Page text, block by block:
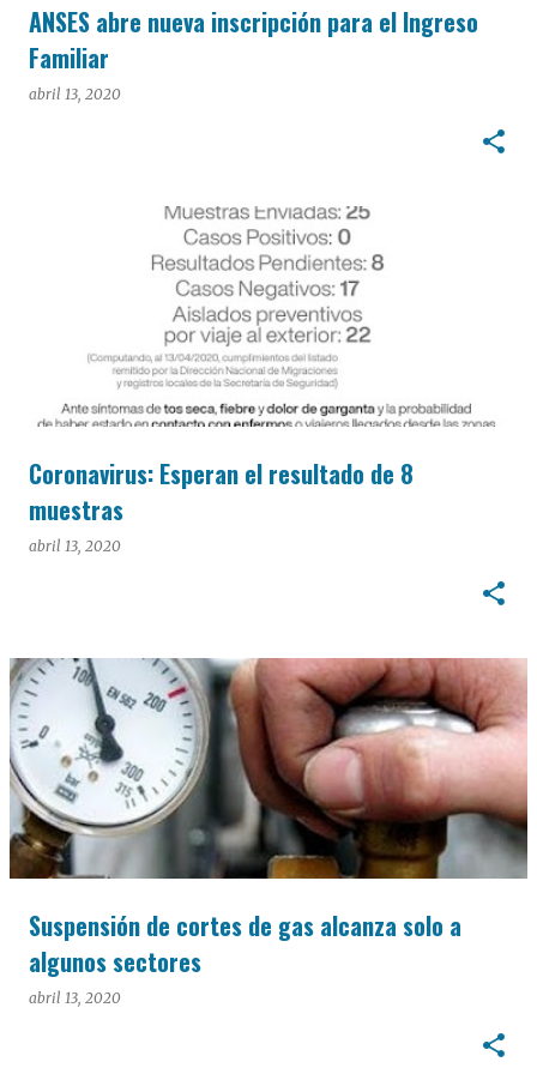
ANSES abre nueva inscripción para el Ingreso
Familiar
abril 13, 2020
Coronavirus: Esperan el resultado de 8
muestras
abril 13, 2020
Suspensión de cortes de gas alcanza solo a
algunos sectores
abril 13, 2020